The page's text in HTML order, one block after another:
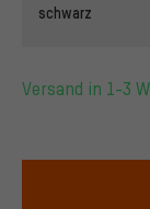
schwarz
Versand in 1-3